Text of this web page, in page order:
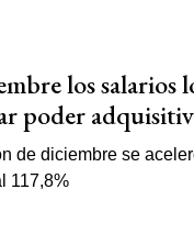
los salarios
poder